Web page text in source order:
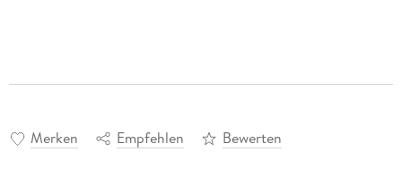
Merken Empfehlen Bewerten